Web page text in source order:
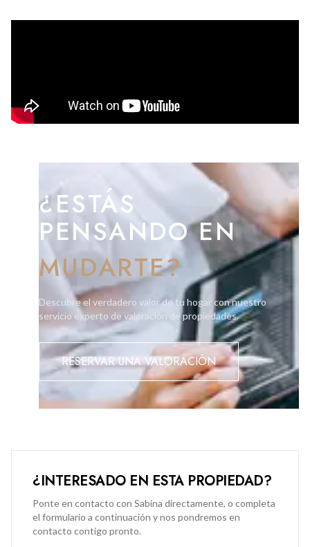
¿ESTÁS
PENSANDO EN
MUDARTE?
Descubre el verdadero valor de tu hogar con nuestro
servicio experto de valoración de propiedades.
RESERVAR UNA VALORACIÓN
¿INTERESADO EN ESTA PROPIEDAD?
Ponte en contacto con Sabina directamente, o completa
el formulario a continuación y nos pondremos en
contacto contigo pronto.